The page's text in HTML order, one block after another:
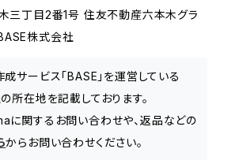
三丁目2番1号 住友不動産六本木グラ
株式会社
成サービス「BASE」を運営している
所在地を記載しております。
関するお問い合わせや、返品などの
からお問い合わせください。